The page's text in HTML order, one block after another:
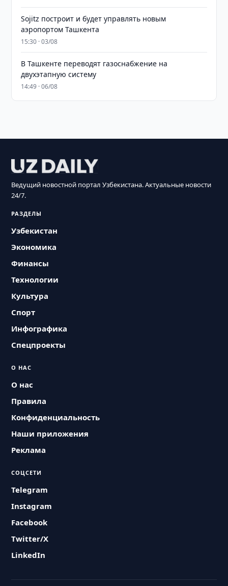
Sojitz построит и будет управлять новым
аэропортом Ташкента
15:30 · 03/08
В Ташкенте переводят газоснабжение на
двухэтапную систему
14:49 · 06/08
Ведущий новостной портал Узбекистана. Актуальные новости
24/7.
РАЗДЕЛЫ
Узбекистан
Экономика
Финансы
Технологии
Культура
Спорт
Инфографика
Спецпроекты
О НАС
О нас
Правила
Конфиденциальность
Наши приложения
Реклама
СОЦСЕТИ
Telegram
Instagram
Facebook
Twitter/X
LinkedIn